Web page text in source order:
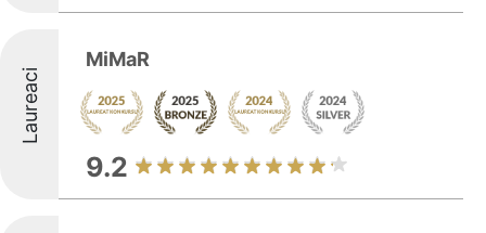
Laureaci
MiMaR
9.2